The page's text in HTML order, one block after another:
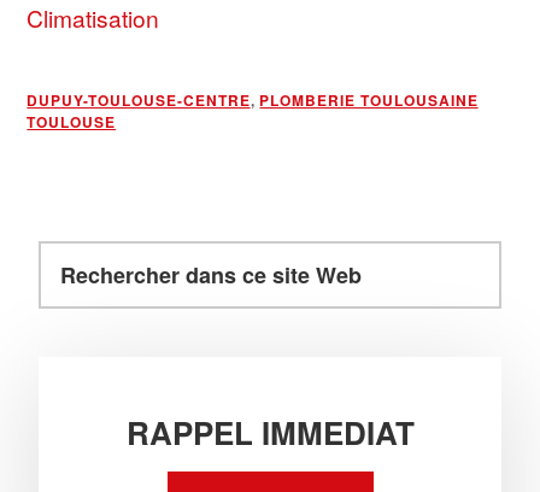
Climatisation
DUPUY-TOULOUSE-CENTRE, PLOMBERIE TOULOUSAINE
TOULOUSE
Barre
latérale
dans
RAPPEL IMMEDIAT